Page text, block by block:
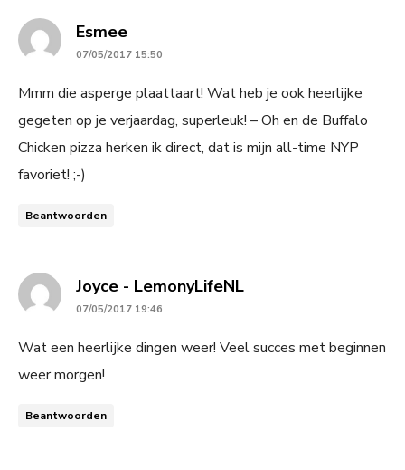
Esmeesays:
07/05/2017 15:50
Mmm die asperge plaattaart! Wat heb je ook heerlijke
gegeten op je verjaardag, superleuk! – Oh en de Buffalo
Chicken pizza herken ik direct, dat is mijn all-time NYP
favoriet! ;-)
Beantwoorden
Joyce - LemonyLifeNLsays:
07/05/2017 19:46
Wat een heerlijke dingen weer! Veel succes met beginnen
weer morgen!
Beantwoorden